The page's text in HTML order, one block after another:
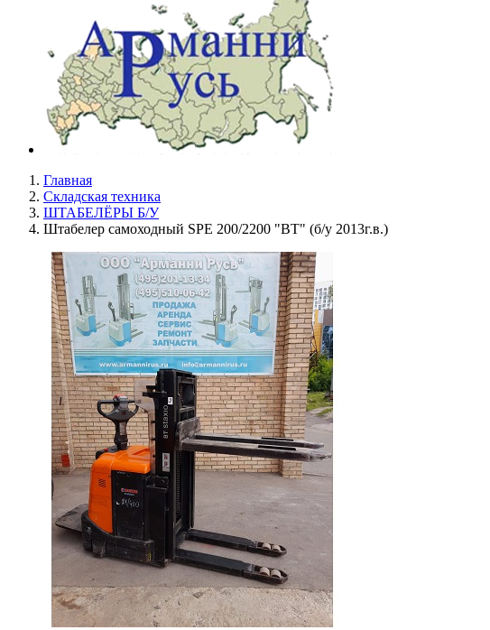
Главная
Складская техника
ШТАБЕЛЁРЫ Б/У
Штабелер самоходный SPE 200/2200 "BT" (б/у 2013г.в.)